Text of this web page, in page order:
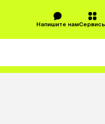
Напишите нам